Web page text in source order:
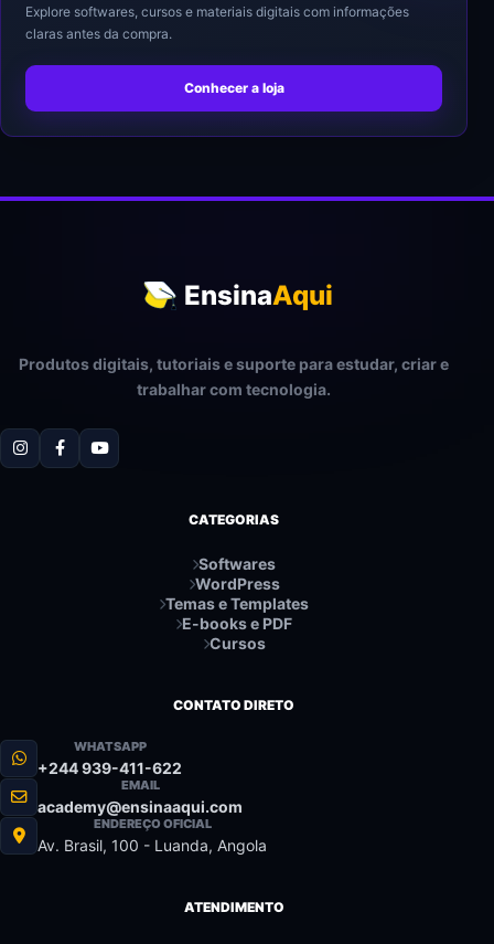
Explore softwares, cursos e materiais digitais com informações
claras antes da compra.
Conhecer a loja
EnsinaAqui
Produtos digitais, tutoriais e suporte para estudar, criar e
trabalhar com tecnologia.
CATEGORIAS
Softwares
WordPress
Temas e Templates
E-books e PDF
Cursos
CONTATO DIRETO
WHATSAPP
+244 939-411-622
EMAIL
academy@ensinaaqui.com
ENDEREÇO OFICIAL
Av. Brasil, 100 - Luanda, Angola
ATENDIMENTO